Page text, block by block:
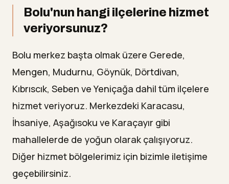
Bolu'nun hangi ilçelerine hizmet
veriyorsunuz?
Bolu merkez başta olmak üzere Gerede,
Mengen, Mudurnu, Göynük, Dörtdivan,
Kıbrıscık, Seben ve Yeniçağa dahil tüm ilçelere
hizmet veriyoruz. Merkezdeki Karacasu,
İhsaniye, Aşağısoku ve Karaçayır gibi
mahallelerde de yoğun olarak çalışıyoruz.
Diğer hizmet bölgelerimiz için bizimle iletişime
geçebilirsiniz.